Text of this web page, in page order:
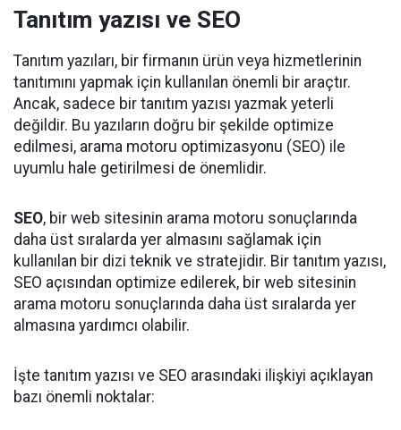
Tanıtım yazısı ve SEO
Tanıtım yazıları, bir firmanın ürün veya hizmetlerinin
tanıtımını yapmak için kullanılan önemli bir araçtır.
Ancak, sadece bir tanıtım yazısı yazmak yeterli
değildir. Bu yazıların doğru bir şekilde optimize
edilmesi, arama motoru optimizasyonu (SEO) ile
uyumlu hale getirilmesi de önemlidir.
SEO, bir web sitesinin arama motoru sonuçlarında
daha üst sıralarda yer almasını sağlamak için
kullanılan bir dizi teknik ve stratejidir. Bir tanıtım yazısı,
SEO açısından optimize edilerek, bir web sitesinin
arama motoru sonuçlarında daha üst sıralarda yer
almasına yardımcı olabilir.
İşte tanıtım yazısı ve SEO arasındaki ilişkiyi açıklayan
bazı önemli noktalar: